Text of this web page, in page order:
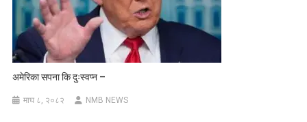
अमेरिका सपना कि दुःस्वप्न –
माघ ८, २०८२ NMB NEWS